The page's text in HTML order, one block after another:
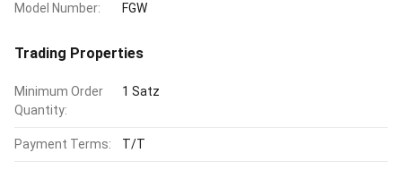
Model Number: FGW
Trading Properties
Minimum Order
Quantity:
1 Satz
Payment Terms: T/T